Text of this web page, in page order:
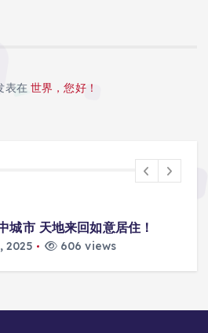
表在世界，您好！
城市 天地来回如意居住！
2025 606 views